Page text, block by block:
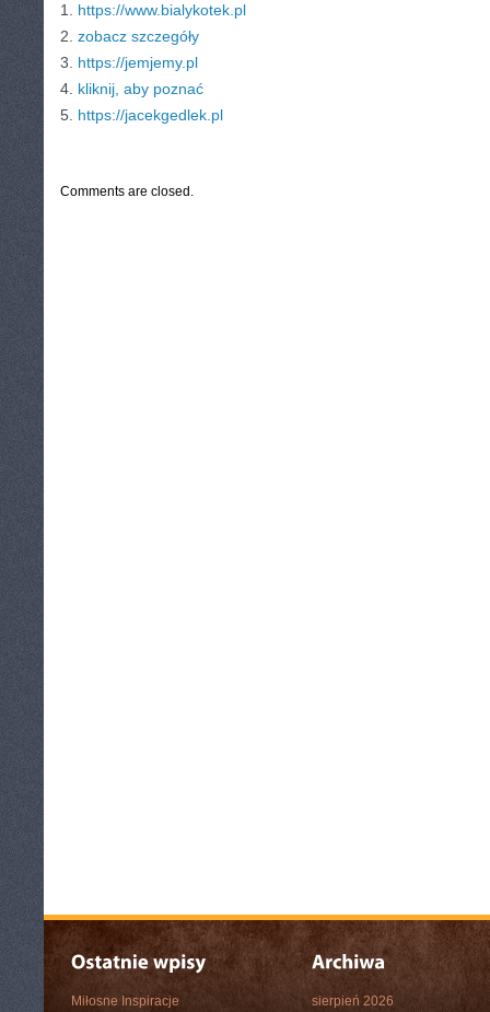
1. https://www.bialykotek.pl
2. zobacz szczegóły
3. https://jemjemy.pl
4. kliknij, aby poznać
5. https://jacekgedlek.pl
Comments are closed.
Miłosne Inspiracje
sierpień 2026